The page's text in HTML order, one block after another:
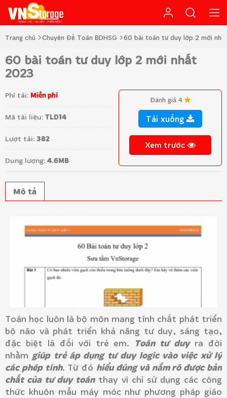
Trang chủ Chuyên Đề Toán BDHSG 60 bài toán tư duy lớp 2 mới
60 bài toán tư duy lớp 2 mới nhất
2023
Đánh giá 4
Tải xuống
Xem trước
Phí tải: Miễn phí
Mã tài liệu: TLD14
Lượt tải: 382
Dung lượng: 4.6MB
Mô tả
Toán học luôn là bộ môn mang tính chất phát triển
bộ não và phát triển khả năng tư duy, sáng tạo,
đặc biệt là đối với trẻ em. Toán tư duyra đời
nhằm giúp trẻ áp dụng tư duy logic vào việc xử lý
các phép tính. Từ đó hiểu đúng và nắm rõ được bản
chất của tư duy toánthay vì chỉ sử dụng các công
thức khuôn mẫu máy móc như phương pháp giáo